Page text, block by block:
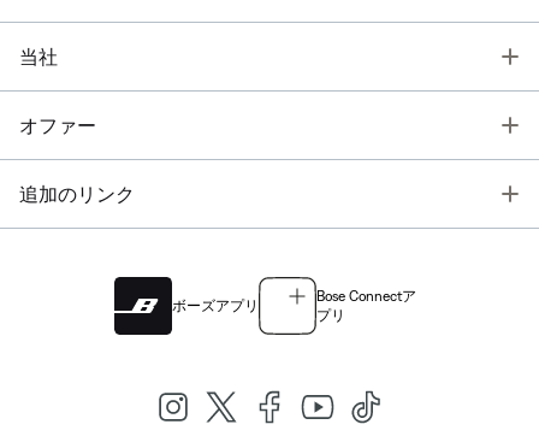
当社
オファー
追加のリンク
ボーズアプリ
Bose Connectア
プリ